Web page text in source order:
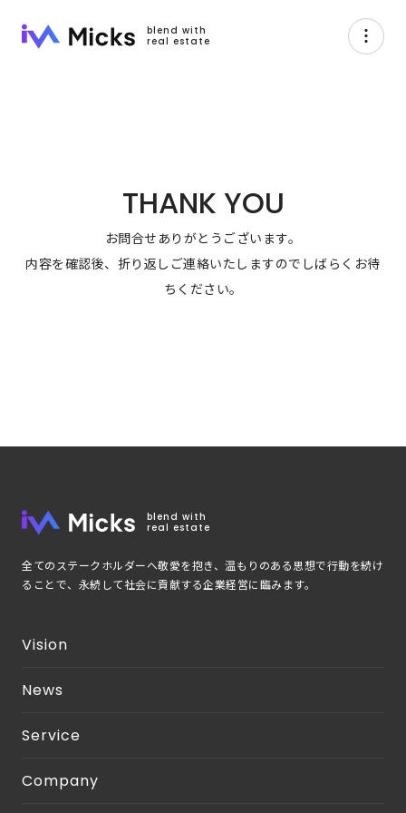
blend with
real estate
THANK YOU
お問合せありがとうございます。
内容を確認後、折り返しご連絡いたしますのでしばらくお待
ちください。
blend with
real estate
全てのステークホルダーへ敬愛を抱き、温もりのある思想で行動を続け
ることで、永続して社会に貢献する企業経営に臨みます。
Vision
News
Service
Company